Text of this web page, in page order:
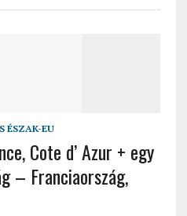
ÉSZAK-EU
Cote d’ Azur + egy
– Franciaország,